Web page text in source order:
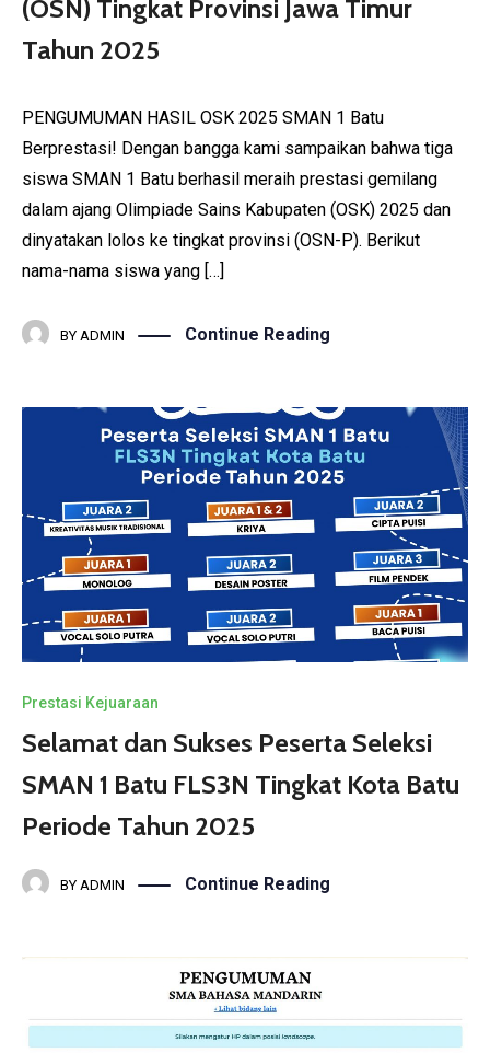
(OSN) Tingkat Provinsi Jawa Timur
Tahun 2025
PENGUMUMAN HASIL OSK 2025 SMAN 1 Batu
Berprestasi! Dengan bangga kami sampaikan bahwa tiga
siswa SMAN 1 Batu berhasil meraih prestasi gemilang
dalam ajang Olimpiade Sains Kabupaten (OSK) 2025 dan
dinyatakan lolos ke tingkat provinsi (OSN-P). Berikut
nama-nama siswa yang […]
BY ADMIN Continue Reading
Prestasi Kejuaraan
Selamat dan Sukses Peserta Seleksi
SMAN 1 Batu FLS3N Tingkat Kota Batu
Periode Tahun 2025
BY ADMIN Continue Reading